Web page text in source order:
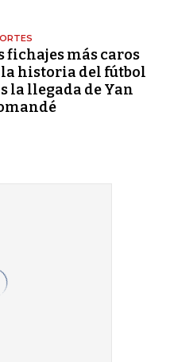
fichajes más caros
la historia del fútbol
la llegada de Yan